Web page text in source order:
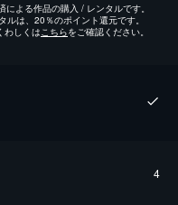
よる作品の購入 / レンタルです。
は、20％のポイント還元です。
わしくはこちらをご確認ください。
4